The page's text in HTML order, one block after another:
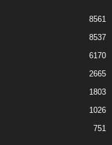
8561
8537
6170
2665
1803
1026
751